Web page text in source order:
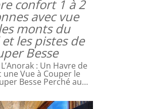
confort 1 à 2
avec vue
monts du
les pistes de
Besse
: Un Havre de
une Vue à Couper le
Besse Perché au…